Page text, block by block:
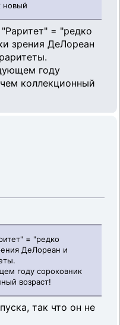
новый
= "редко
зрения ДеЛореан
году
коллекционный
= "редко
ДеЛореан и
году сороковник
возраст!
так что он не